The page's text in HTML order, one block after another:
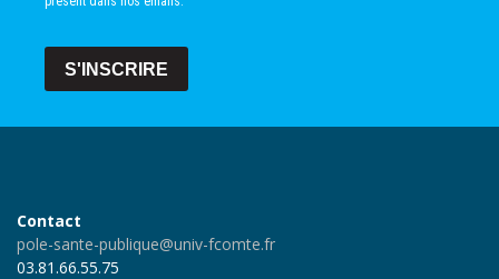
S'INSCRIRE
Contact
pole-sante-publique@univ-fcomte.fr
03.81.66.55.75